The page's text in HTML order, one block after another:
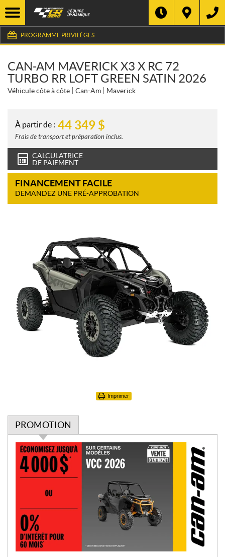
PROGRAMME PRIVILÈGES
CAN-AM MAVERICK X3 X RC 72
TURBO RR LOFT GREEN SATIN 2026
Véhicule côte à côte Can-Am Maverick
À partir de : 44 349 $
Frais de transport et préparation inclus.
CALCULATRICE
DE PAIEMENT
FINANCEMENT FACILE
DEMANDEZ UNE PRÉ-APPROBATION
Imprimer
PROMOTION
P
o
m
o
n